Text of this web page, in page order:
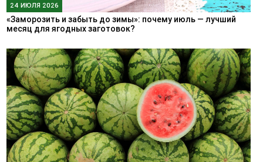
24 ИЮЛЯ 2026
«Заморозить и забыть до зимы»: почему июль — лучший
месяц для ягодных заготовок?